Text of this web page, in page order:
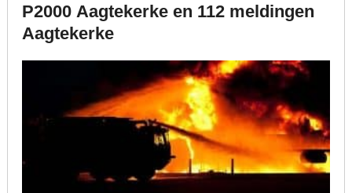
P2000 Aagtekerke en 112 meldingen
Aagtekerke